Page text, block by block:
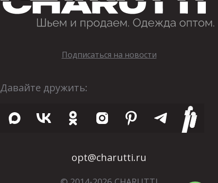
Подписаться на новости
Давайте дружить:
opt@charutti.ru